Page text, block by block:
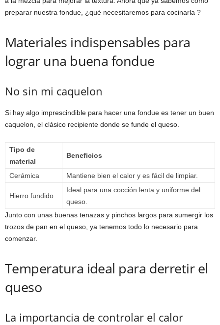
preparar nuestra fondue, ¿qué necesitaremos para cocinarla ?
Materiales indispensables para
lograr una buena fondue
No sin mi caquelon
Si hay algo imprescindible para hacer una fondue es tener un buen
caquelon, el clásico recipiente donde se funde el queso.
Tipo de
material
Beneficios
Cerámica Mantiene bien el calor y es fácil de limpiar.
Hierro fundido
Ideal para una cocción lenta y uniforme del
queso.
Junto con unas buenas tenazas y pinchos largos para sumergir los
trozos de pan en el queso, ya tenemos todo lo necesario para
comenzar.
Temperatura ideal para derretir el
queso
La importancia de controlar el calor